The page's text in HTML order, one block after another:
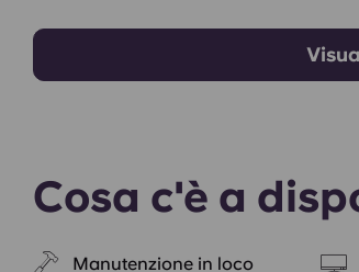
Cosa c'è a
Manutenzione in loco